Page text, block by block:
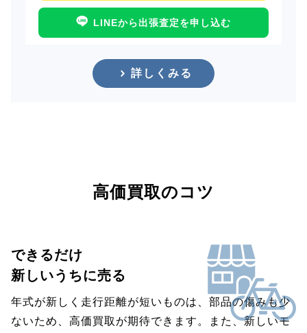
LINEから出張査定を申し込む
詳しくみる
高価買取のコツ
できるだけ
新しいうちに売る
年式が新しく走行距離が短いものは、部品の傷みも少
ないため、高価買取が期待できます。また、新しいモ